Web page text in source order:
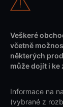
Veškeré
včetně
některých
může dojít i
Informace na
(vybrané z